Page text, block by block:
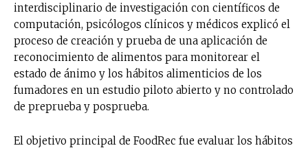
interdisciplinario de investigación con científicos de
computación, psicólogos clínicos y médicos explicó el
proceso de creación y prueba de una aplicación de
reconocimiento de alimentos para monitorear el
estado de ánimo y los hábitos alimenticios de los
fumadores en un estudio piloto abierto y no controlado
de preprueba y posprueba.
El objetivo principal de FoodRec fue evaluar los hábitos